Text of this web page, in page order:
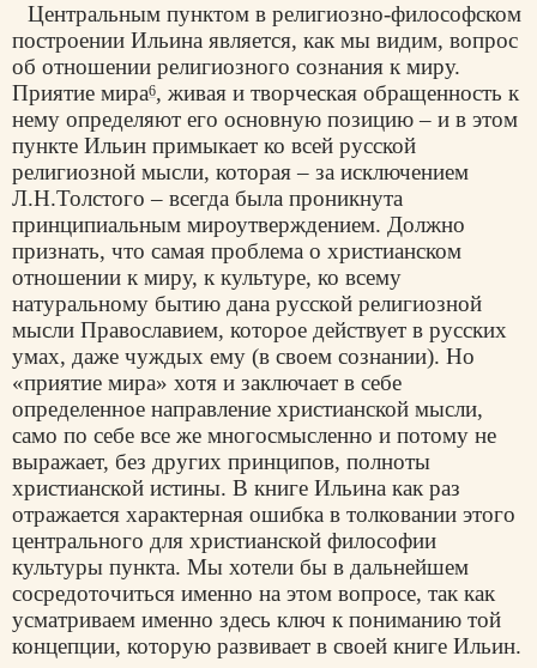
Центральным пунктом в религиозно-философском
построении Ильина является, как мы видим, вопрос
об отношении религиозного сознания к миру.
Приятие мира6, живая и творческая обращенность к
нему определяют его основную позицию – и в этом
пункте Ильин примыкает ко всей русской
религиозной мысли, которая – за исключением
Л.Н.Толстого – всегда была проникнута
принципиальным мироутверждением. Должно
признать, что самая проблема о христианском
отношении к миру, к культуре, ко всему
натуральному бытию дана русской религиозной
мысли Православием, которое действует в русских
умах, даже чуждых ему (в своем сознании). Но
«приятие мира» хотя и заключает в себе
определенное направление христианской мысли,
само по себе все же многосмысленно и потому не
выражает, без других принципов, полноты
христианской истины. В книге Ильина как раз
отражается характерная ошибка в толковании этого
центрального для христианской философии
культуры пункта. Мы хотели бы в дальнейшем
сосредоточиться именно на этом вопросе, так как
усматриваем именно здесь ключ к пониманию той
концепции, которую развивает в своей книге Ильин.